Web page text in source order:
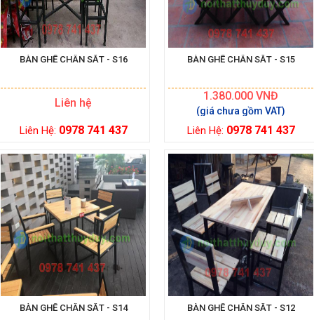
BÀN GHẾ CHÂN SẮT - S16
Liên hệ
Liên Hệ: 0978 741 437
BÀN GHẾ CHÂN SẮT - S15
1.380.000 VNĐ
Liên Hệ: 0978 741 437
BÀN GHẾ CHÂN SẮT - S14 BÀN GHẾ CHÂN SẮT - S12